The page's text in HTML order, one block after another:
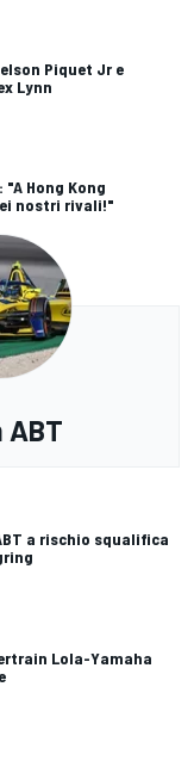
Piquet Jr e
Lynn
Hong Kong
nostri rivali!"
ABT
a rischio squalifica
Lola-Yamaha